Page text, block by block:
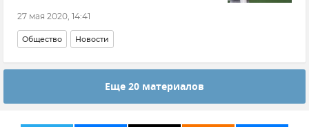
27 мая 2020, 14:41
Общество Новости
Еще 20 материалов